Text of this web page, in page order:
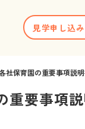
見学申し込み
ホーム
ブランド紹介
社保育園の重要事項説
重要事項